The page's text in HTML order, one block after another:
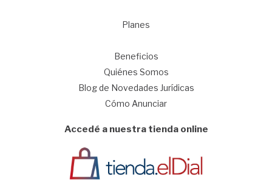
Planes
Beneficios
Quiénes Somos
Blog de Novedades Jurídicas
Cómo Anunciar
Accedé a nuestra tienda online